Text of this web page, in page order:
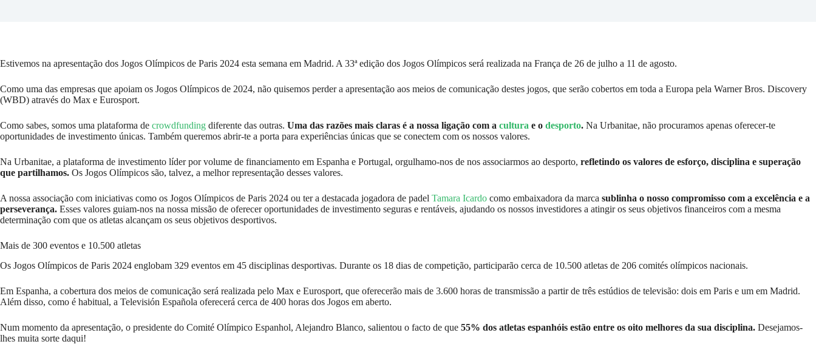
Estivemos na apresentação dos Jogos Olímpicos de Paris 2024 esta semana em Madrid. A 33ª edição dos Jogos Olímpicos será realizada na França de 26 de julho a 11 de agosto.
Como uma das empresas que apoiam os Jogos Olímpicos de 2024, não quisemos perder a apresentação aos meios de comunicação destes jogos, que serão cobertos em toda a Europa pela Warner Bros. Discovery
(WBD) através do Max e Eurosport.
Como sabes, somos uma plataforma de crowdfunding diferente das outras. Uma das razões mais claras é a nossa ligação com a cultura e o desporto. Na Urbanitae, não procuramos apenas oferecer-te
oportunidades de investimento únicas. Também queremos abrir-te a porta para experiências únicas que se conectem com os nossos valores.
Na Urbanitae, a plataforma de investimento líder por volume de financiamento em Espanha e Portugal, orgulhamo-nos de nos associarmos ao desporto, refletindo os valores de esforço, disciplina e superação
que partilhamos. Os Jogos Olímpicos são, talvez, a melhor representação desses valores.
A nossa associação com iniciativas como os Jogos Olímpicos de Paris 2024 ou ter a destacada jogadora de padel Tamara Icardo como embaixadora da marca sublinha o nosso compromisso com a excelência e a
perseverança. Esses valores guiam-nos na nossa missão de oferecer oportunidades de investimento seguras e rentáveis, ajudando os nossos investidores a atingir os seus objetivos financeiros com a mesma
determinação com que os atletas alcançam os seus objetivos desportivos.
Mais de 300 eventos e 10.500 atletas
Os Jogos Olímpicos de Paris 2024 englobam 329 eventos em 45 disciplinas desportivas. Durante os 18 dias de competição, participarão cerca de 10.500 atletas de 206 comités olímpicos nacionais.
Em Espanha, a cobertura dos meios de comunicação será realizada pelo Max e Eurosport, que oferecerão mais de 3.600 horas de transmissão a partir de três estúdios de televisão: dois em Paris e um em Madrid.
Além disso, como é habitual, a Televisión Española oferecerá cerca de 400 horas dos Jogos em aberto.
Num momento da apresentação, o presidente do Comité Olímpico Espanhol, Alejandro Blanco, salientou o facto de que 55% dos atletas espanhóis estão entre os oito melhores da sua disciplina. Desejamos-
lhes muita sorte daqui!